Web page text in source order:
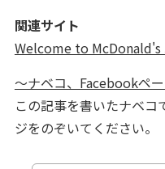
関連サイト
Welcome to McDonald's
～ナベコ、Facebookペ
この記事を書いたナベ
ジをのぞいてください。